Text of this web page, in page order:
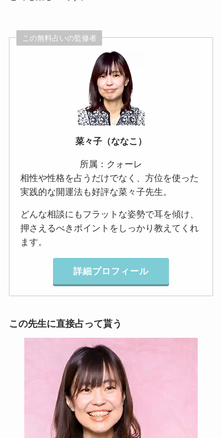
この無料占いの監修者
菜々子（ななこ）
所属：クォーレ
相性や性格を占うだけでなく、方位を使った
実践的な開運法も好評な菜々子先生。
どんな相談にもフラットな姿勢で耳を傾け、
押さえるべきポイントをしっかり教えてくれ
ます。
詳細プロフィール
この先生に直接占って貰う